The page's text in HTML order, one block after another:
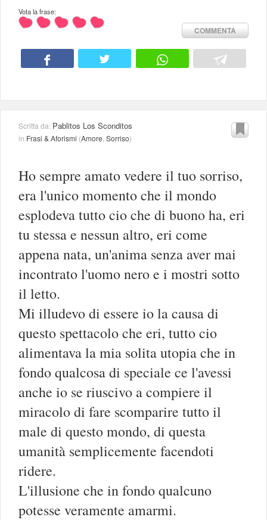
Vota la frase:
COMMENTA
Scritta da: Pablitos Los Sconditos
in Frasi & Aforismi (Amore Sorriso)
Ho sempre amato vedere il tuo sorriso,
era l'unico momento che il mondo
esplodeva tutto cio che di buono ha, eri
tu stessa e nessun altro, eri come
appena nata, un'anima senza aver mai
incontrato l'uomo nero e i mostri sotto
il letto.
Mi illudevo di essere io la causa di
questo spettacolo che eri, tutto cio
alimentava la mia solita utopia che in
fondo qualcosa di speciale ce l'avessi
anche io se riuscivo a compiere il
miracolo di fare scomparire tutto il
male di questo mondo, di questa
umanità semplicemente facendoti
ridere.
L'illusione che in fondo qualcuno
potesse veramente amarmi.